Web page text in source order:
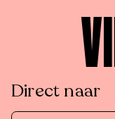
Direct naar